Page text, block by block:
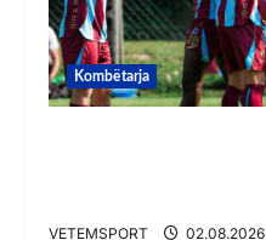
Kombëtarja
VETEMSPORT 02.08.2026